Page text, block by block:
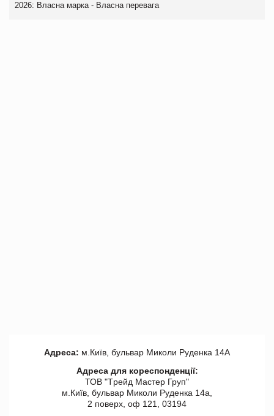
2026: Власна марка - Власна перевага
Адреса: м.Київ, бульвар Миколи Руденка 14А
Адреса для кореспонденції:
ТОВ "Tрейд Мастер Груп"
м.Київ, бульвар Миколи Руденка 14а,
2 поверх, оф 121, 03194